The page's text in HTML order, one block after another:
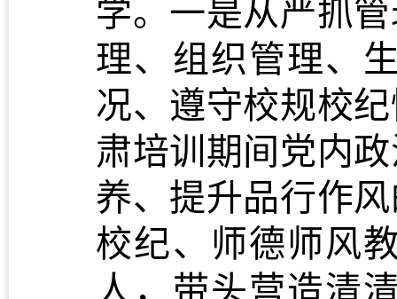
学。一是从严抓
理、组织管理、
况、遵守校规校
肃培训期间党内
养、提升品行作
校纪、师德师风
人，带头营造清